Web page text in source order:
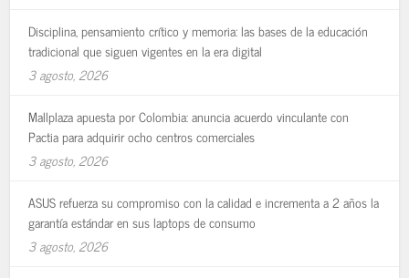
Disciplina, pensamiento crítico y memoria: las bases de la educación
tradicional que siguen vigentes en la era digital
3 agosto, 2026
Mallplaza apuesta por Colombia: anuncia acuerdo vinculante con
Pactia para adquirir ocho centros comerciales
3 agosto, 2026
ASUS refuerza su compromiso con la calidad e incrementa a 2 años la
garantía estándar en sus laptops de consumo
3 agosto, 2026